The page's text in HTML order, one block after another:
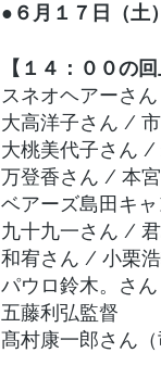
●６月１７日（土）
【１４：００の回
スネオヘアーさ
大高洋子さん /
大桃美代子さん /
万登香さん / 本
ベアーズ島田キ
九十九一さん /
和宥さん / 小栗
パウロ鈴木。さん
五藤利弘監督
髙村康一郎さん（